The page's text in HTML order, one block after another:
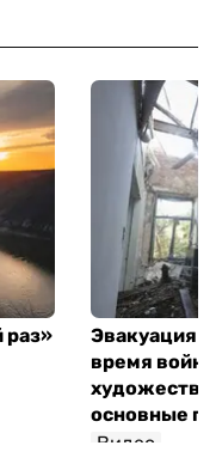
раз»
Эвакуация
время
основные
Видео